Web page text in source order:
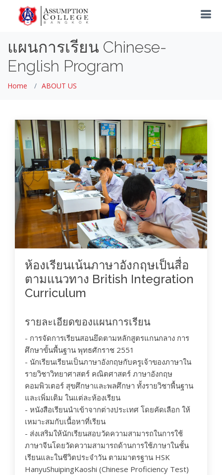
แผนการเรียน Chinese-
English Program
Home ABOUT US
ห้องเรียนเน้นภาษาอังกฤษเป็นสื่อ
ตามแนวทาง British Integration
Curriculum
รายละเอียดของแผนการเรียน
- การจัดการเรียนสอนยึดตามหลักสูตรแกนกลาง การ
ศึกษาขั้นพื้นฐาน พุทธศักราช 2551
- นักเรียนเรียนเป็นภาษาอังกฤษกับครูเจ้าของภาษาใน
รายวิชาวิทยาศาสตร์ คณิตศาสตร์ ภาษาอังกฤษ
คอมพิวเตอร์ สุขศึกษาและพลศึกษา ทั้งรายวิชาพื้นฐาน
และเพิ่มเติม ในแต่ละห้องเรียน
- หนังสือเรียนนำเข้าจากต่างประเทศ โดยคัดเลือก ให้
เหมาะสมกับเนื้อหาที่เรียน
- ส่งเสริมให้นักเรียนสอบวัดความสามารถในการใช้
ภาษาจีนโดยวัดความสามารถด้านการใช้ภาษาในชั้น
เรียนและในชีวิตประจำวัน ตามมาตรฐาน HSK
HanyuShuipingKaoshi (Chinese Proficiency Test)